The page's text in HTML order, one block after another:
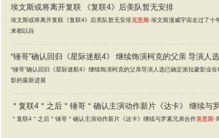
埃文斯或将离开复联 《复联4》后美队暂无安排
埃文斯或将离开复联《复联4》后美队暂无安排克里斯·埃文斯漫威宇宙走过了
来都以自
“锤哥”确认回归《星际迷航4》 继续饰演柯克的父亲 导演人
“锤哥”确认回归《星际迷航4》继续饰演柯克的父亲导演人选已确定派拉蒙影业
影的最新进展
＂复联4＂之后＂锤哥＂确认主演动作新片《达卡》 继续与
＂复联4＂之后＂锤哥＂确认主演动作新片《达卡》继续与罗素兄弟合作克里斯·